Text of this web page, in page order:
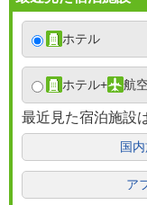
ホテル
ホテル+ 航
最近見た宿泊施設
国
ア